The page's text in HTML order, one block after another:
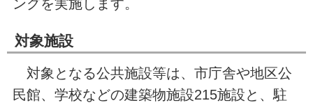
ングを実施します。
対象施設
対象となる公共施設等は、市庁舎や地区公
民館、学校などの建築物施設215施設と、駐